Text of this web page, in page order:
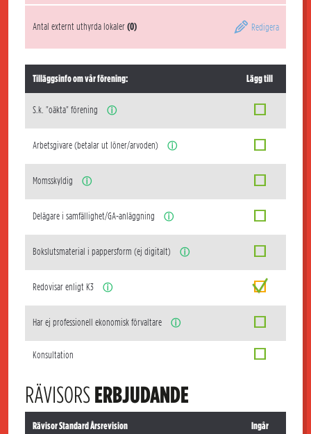
Antal externt uthyrda lokaler(0) Redigera
Tilläggsinfo om vår förening: Lägg till
S.k. "oäkta" förening ⓘ
Arbetsgivare (betalar ut löner/arvoden) ⓘ
Momsskyldig ⓘ
Delägare i samfällighet/GA-anläggning ⓘ
Bokslutsmaterial i pappersform (ej digitalt) ⓘ
Redovisar enligt K3 ⓘ
Har ej professionell ekonomisk förvaltare ⓘ
Konsultation
RÄVISORSERBJUDANDE
Rävisor Standard Årsrevision Ingår